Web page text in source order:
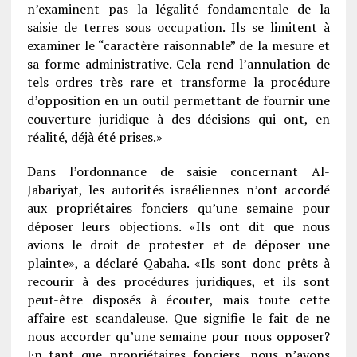
n’examinent pas la légalité fondamentale de la
saisie de terres sous occupation. Ils se limitent à
examiner le “caractère raisonnable” de la mesure et
sa forme administrative. Cela rend l’annulation de
tels ordres très rare et transforme la procédure
d’opposition en un outil permettant de fournir une
couverture juridique à des décisions qui ont, en
réalité, déjà été prises.»
Dans l’ordonnance de saisie concernant Al-
Jabariyat, les autorités israéliennes n’ont accordé
aux propriétaires fonciers qu’une semaine pour
déposer leurs objections. «Ils ont dit que nous
avions le droit de protester et de déposer une
plainte», a déclaré Qabaha. «Ils sont donc prêts à
recourir à des procédures juridiques, et ils sont
peut-être disposés à écouter, mais toute cette
affaire est scandaleuse. Que signifie le fait de ne
nous accorder qu’une semaine pour nous opposer?